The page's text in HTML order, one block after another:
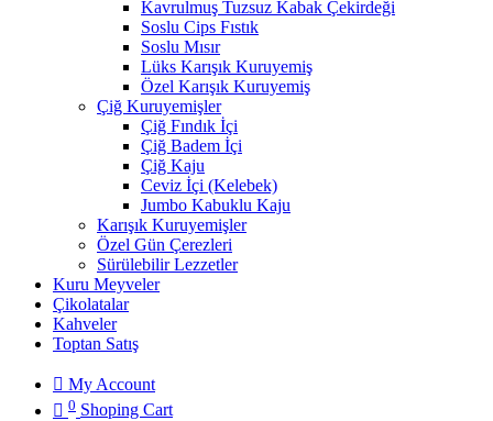
Kavrulmuş Tuzsuz Kabak Çekirdeği
Soslu Cips Fıstık
Soslu Mısır
Lüks Karışık Kuruyemiş
Özel Karışık Kuruyemiş
Çiğ Kuruyemişler
Çiğ Fındık İçi
Çiğ Badem İçi
Çiğ Kaju
Ceviz İçi (Kelebek)
Jumbo Kabuklu Kaju
Karışık Kuruyemişler
Özel Gün Çerezleri
Sürülebilir Lezzetler
Kuru Meyveler
Çikolatalar
Kahveler
Toptan Satış
My Account
0 Shoping Cart